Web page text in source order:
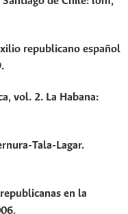
republicano español
vol. 2. La Habana:
Tala-Lagar.
en la